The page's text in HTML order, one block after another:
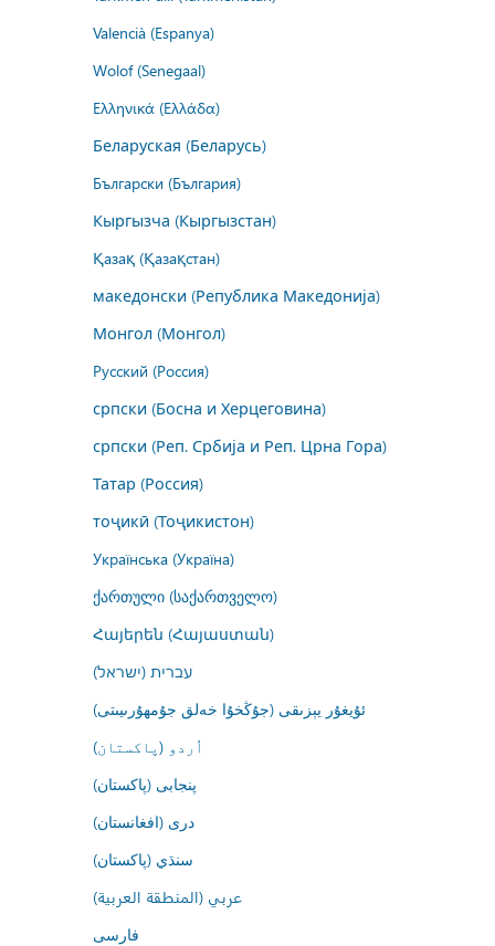
Valencià (Espanya)
Wolof (Senegaal)
Ελληνικά (Ελλάδα)
Беларуская (Беларусь)
Български (България)
Кыргызча (Кыргызстан)
Қазақ (Қазақстан)
македонски (Република Македонија)
Монгол (Монгол)
Русский (Россия)
српски (Босна и Херцеговина)
српски (Реп. Србија и Реп. Црна Гора)
Татар (Россия)
тоҷикӣ (Тоҷикистон)
Українська (Україна)
ქართული (საქართველო)
Հայերեն (Հայաստան)
עברית (ישראל)
ئۇيغۇر يېزىقى (جۇڭخۇا خەلق جۇمھۇرىيىتى)
اُردو (پاکستان)
پنجابی (پاکستان)
درى (افغانستان)
سنڌي (پاکستان)
عربي (المنطقة العربية)
فارسى